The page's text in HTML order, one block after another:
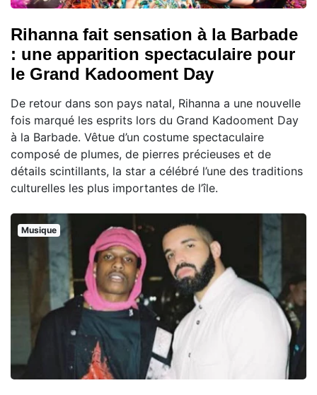
Rihanna fait sensation à la Barbade
: une apparition spectaculaire pour
le Grand Kadooment Day
De retour dans son pays natal, Rihanna a une nouvelle
fois marqué les esprits lors du Grand Kadooment Day
à la Barbade. Vêtue d’un costume spectaculaire
composé de plumes, de pierres précieuses et de
détails scintillants, la star a célébré l’une des traditions
culturelles les plus importantes de l’île.
Musique